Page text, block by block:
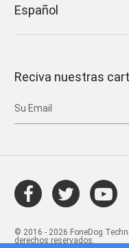
Español
Reciva nuestras
© 2016 - 2026 FoneDog
derechos reservados.